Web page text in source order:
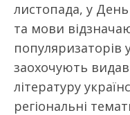
листопада, у День
та мови
популяризаторів
заохочують
літературу
регіональні